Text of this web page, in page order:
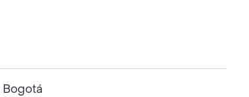
Bogotá